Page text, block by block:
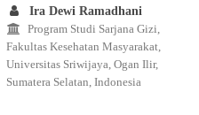
Ira Dewi Ramadhani
Program Studi Sarjana Gizi,
Fakultas Kesehatan Masyarakat,
Universitas Sriwijaya, Ogan Ilir,
Sumatera Selatan, Indonesia